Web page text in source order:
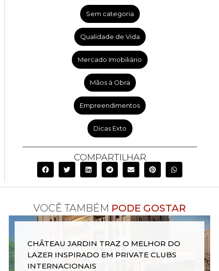
Sem categoria
Qualidade de Vida
Mercado Imobiliário
Mãos à Obra
Empreendimentos
Dicas Exto
COMPARTILHAR
CHÂTEAU JARDIN TRAZ O MELHOR DO
LAZER INSPIRADO EM PRIVATE CLUBS
INTERNACIONAIS
VOCÊ TAMBÉM PODE GOSTAR